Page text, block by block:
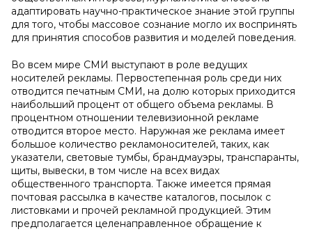
адаптировать научно-практическое знание этой группы
для того, чтобы массовое сознание могло их воспринять
для принятия способов развития и моделей поведения.
Во всем мире СМИ выступают в роле ведущих
носителей рекламы. Первостепенная роль среди них
отводится печатным СМИ, на долю которых приходится
наибольший процент от общего объема рекламы. В
процентном отношении телевизионной рекламе
отводится второе место. Наружная же реклама имеет
большое количество рекламоносителей, таких, как
указатели, световые тумбы, брандмауэры, транспаранты,
щиты, вывески, в том числе на всех видах
общественного транспорта. Также имеется прямая
почтовая рассылка в качестве каталогов, посылок с
листовками и прочей рекламной продукцией. Этим
предполагается целенаправленное обращение к